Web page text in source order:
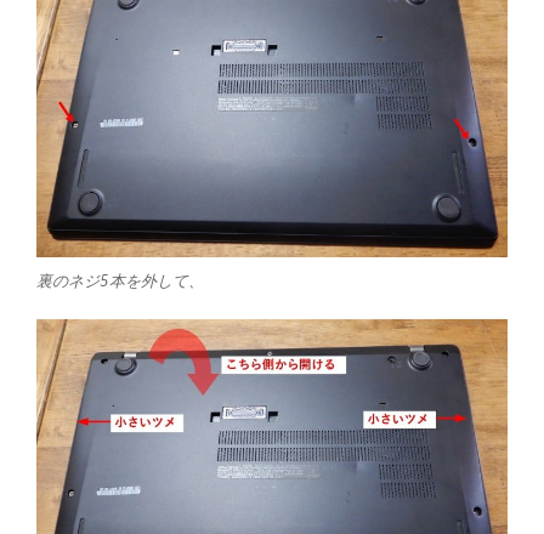
裏のネジ5本を外して、